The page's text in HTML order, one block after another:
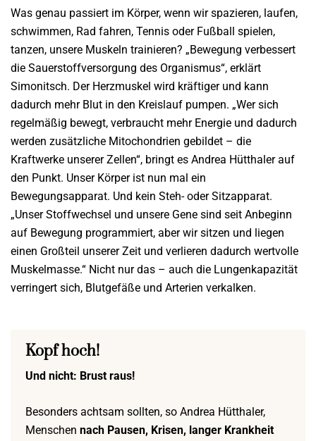
Was genau passiert im Körper, wenn wir spazieren, laufen,
schwimmen, Rad fahren, Tennis oder Fußball spielen,
tanzen, unsere Muskeln trainieren? „Bewegung verbessert
die Sauerstoffversorgung des Organismus“, erklärt
Simonitsch. Der Herzmuskel wird kräftiger und kann
dadurch mehr Blut in den Kreislauf pumpen. „Wer sich
regelmäßig bewegt, verbraucht mehr Energie und dadurch
werden zusätzliche Mitochondrien gebildet – die
Kraftwerke unserer Zellen“, bringt es Andrea Hütthaler auf
den Punkt. Unser Körper ist nun mal ein
Bewegungsapparat. Und kein Steh- oder Sitzapparat.
„Unser Stoffwechsel und unsere Gene sind seit Anbeginn
auf Bewegung programmiert, aber wir sitzen und liegen
einen Großteil unserer Zeit und verlieren dadurch wertvolle
Muskelmasse.“ Nicht nur das – auch die Lungenkapazität
verringert sich, Blutgefäße und Arterien verkalken.
Kopf hoch!
Und nicht: Brust raus!
Besonders achtsam sollten, so Andrea Hütthaler,
Menschen nach Pausen, Krisen, langer Krankheit